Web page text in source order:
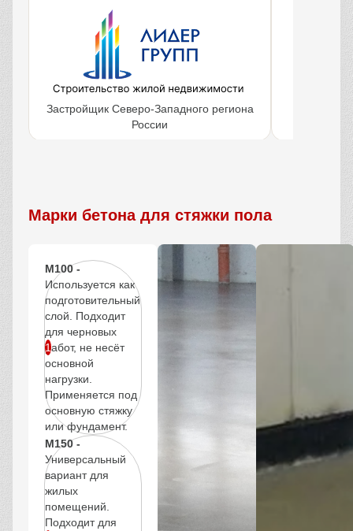
Застройщик Северо-Западного региона
России
Марки бетона для стяжки пола
М100 -
Используется как
подготовительный
слой. Подходит
для черновых
работ, не несёт
основной
нагрузки.
Применяется под
основную стяжку
или фундамент.
М150 -
Универсальный
вариант для
жилых
помещений.
Подходит для